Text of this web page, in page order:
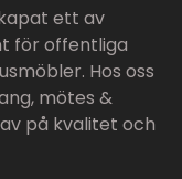
ett av
för offentliga
Hos oss
mötes &
på kvalitet och